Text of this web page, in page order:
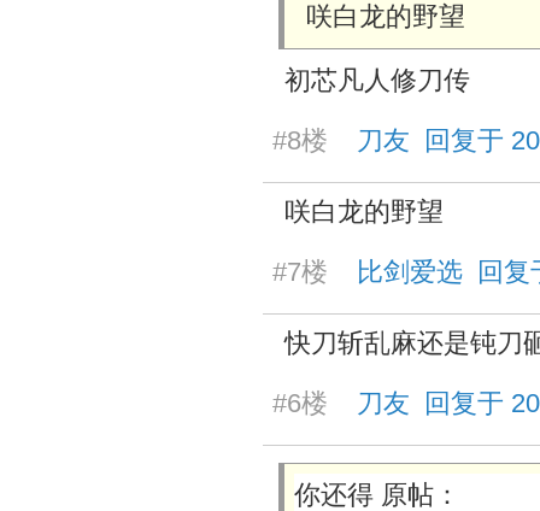
咲白龙的野望
初芯凡人修刀传
#8楼 刀友 回复于
咲白龙的野望
#7楼
比剑爱选 回复
快刀斩乱麻还是钝刀
#6楼 刀友 回复于
你还得 原帖：